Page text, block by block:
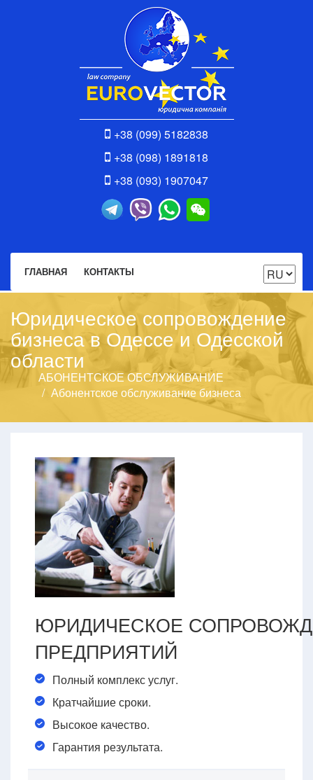
+38 (099) 5182838
+38 (098) 1891818
+38 (093) 1907047
ГЛАВНАЯ КОНТАКТЫ
Юридическое сопровождение
бизнеса в Одессе и Одесской
области
АБОНЕНТСКОЕ ОБСЛУЖИВАНИЕ
Абонентское обслуживание бизнеса
ЮРИДИЧЕСКОЕ
ПРЕДПРИЯТИЙ
Полный комплекс услуг.
Кратчайшие сроки.
Высокое качество.
Гарантия результата.